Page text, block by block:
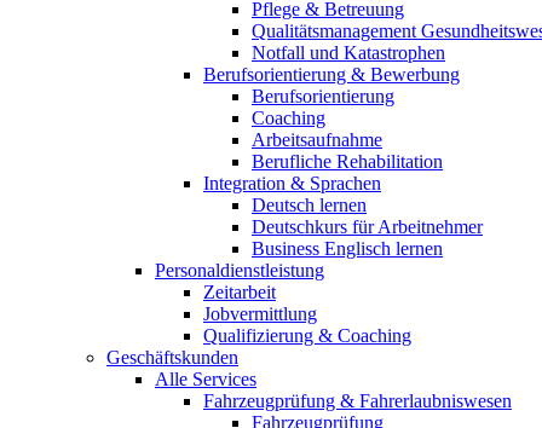
Pflege & Betreuung
Qualitätsmanagement
Notfall und Katastrophen
Berufsorientierung & Bewerbung
Berufsorientierung
Coaching
Arbeitsaufnahme
Berufliche Rehabilitation
Integration & Sprachen
Deutsch lernen
Deutschkurs für Arbeitnehmer
Business Englisch lernen
Personaldienstleistung
Zeitarbeit
Jobvermittlung
Qualifizierung & Coaching
Geschäftskunden
Alle Services
Fahrzeugprüfung & Fahrerlaubniswesen
Fahrzeugprüfung